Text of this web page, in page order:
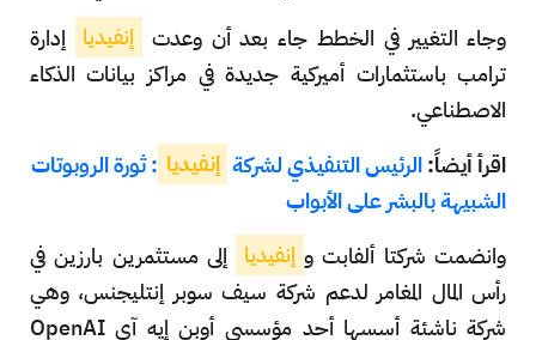
وجاء التغيير في الخطط جاء بعد أن وعدت إنفيديا إدارة
ترامب باستثمارات أميركية جديدة في مراكز بيانات الذكاء
الاصطناعي.
اقرأ أيضاً:الرئيس التنفيذي لشركة إنفيديا : ثورة الروبوتات
الشبيهة بالبشر على الأبواب
وانضمت شركتا ألفابت و إنفيديا إلى مستثمرين بارزين في
رأس المال المغامر لدعم شركة سيف سوبر إنتليجنس، وهي
شركة ناشئة أسسها أحد مؤسسي أوبن إيه آي OpenAI